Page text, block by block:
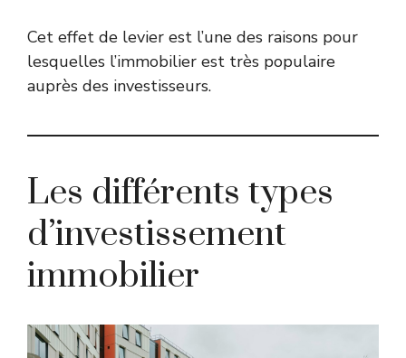
Cet effet de levier est l’une des raisons pour
lesquelles l’immobilier est très populaire
auprès des investisseurs.
Les différents types
d’investissement
immobilier